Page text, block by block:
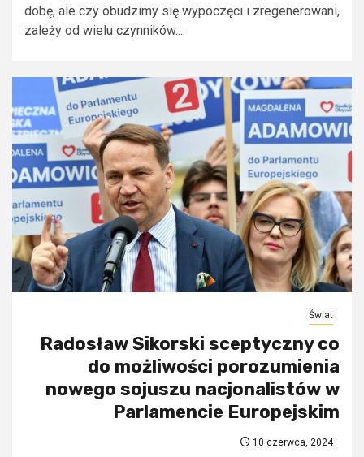
dobę, ale czy obudzimy się wypoczęci i zregenerowani,
zależy od wielu czynników....
Świat
Radosław Sikorski sceptyczny co
do możliwości porozumienia
nowego sojuszu nacjonalistów w
Parlamencie Europejskim
10 czerwca, 2024